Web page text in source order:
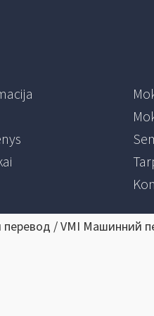
/ VMI Машинний